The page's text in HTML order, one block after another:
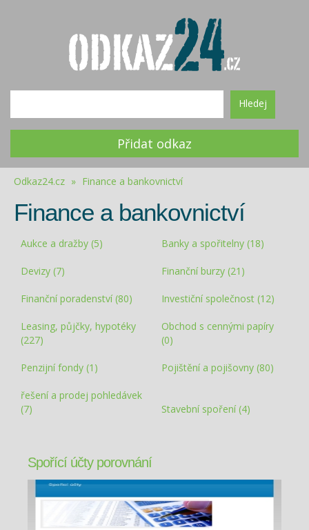
Hledej
Přidat odkaz
Odkaz24.cz » Finance a bankovnictví
Finance a bankovnictví
Aukce a dražby (5) Banky a spořitelny (18)
Devizy (7) Finanční burzy (21)
Finanční poradenství (80) Investiční společnost (12)
Leasing, půjčky, hypotéky
(227)
Obchod s cennými papíry
(0)
Penzijní fondy (1) Pojištění a pojišovny (80)
řešení a prodej pohledávek
(7)
Stavební spoření (4)
Spořící účty porovnání